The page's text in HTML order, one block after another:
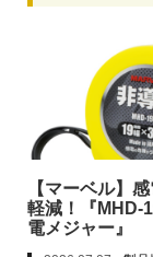
【マーベル】
軽減！『MHD-
電メジャー』